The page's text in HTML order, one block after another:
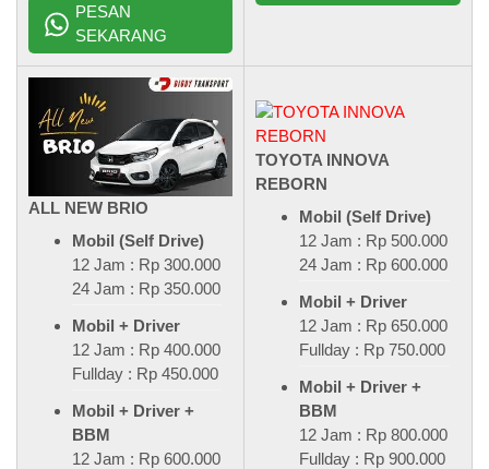
PESAN
SEKARANG
ALL NEW BRIO
Mobil (Self Drive)
12 Jam : Rp 300.000
24 Jam : Rp 350.000
Mobil + Driver
12 Jam : Rp 400.000
Fullday : Rp 450.000
Mobil + Driver +
BBM
12 Jam : Rp 600.000
TOYOTA INNOVA
REBORN
Mobil (Self Drive)
12 Jam : Rp 500.000
24 Jam : Rp 600.000
Mobil + Driver
12 Jam : Rp 650.000
Fullday : Rp 750.000
Mobil + Driver +
BBM
12 Jam : Rp 800.000
Fullday : Rp 900.000